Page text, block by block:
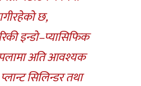
छ,
इन्डो–प्यासिफिक
अति आवश्यक
सिलिन्डर तथा